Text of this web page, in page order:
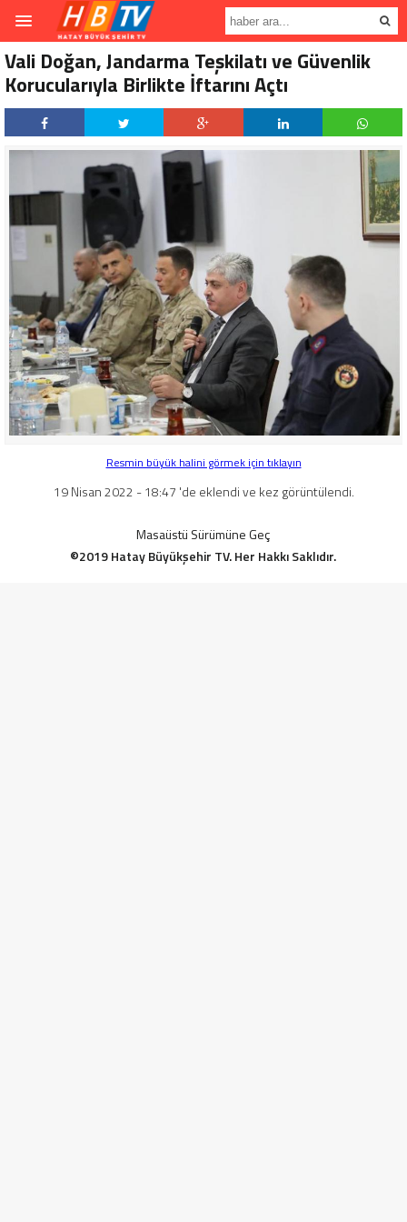
Vali Doğan, Jandarma Teşkilatı ve Güvenlik
Korucularıyla Birlikte İftarını Açtı
Resmin büyük halini görmek için tıklayın
19 Nisan 2022 - 18:47 'de eklendi ve kez görüntülendi.
Masaüstü Sürümüne Geç
©2019 Hatay Büyükşehir TV. Her Hakkı Saklıdır.